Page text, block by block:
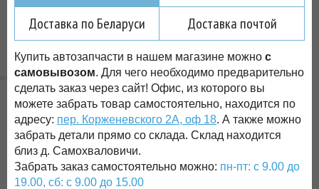
Доставка по Беларуси
Доставка почтой
Купить автозапчасти в нашем магазине можно с
самовывозом. Для чего необходимо предварительно
сделать заказ через сайт! Офис, из которого вы
можете забрать товар самостоятельно, находится по
адресу: пер. Корженевского 2А, оф 18. А также можно
забрать детали прямо со склада. Склад находится
близ д. Самохваловичи.
Забрать заказ самостоятельно можно: пн-пт: с 9.00 до
19.00, сб: с 9.00 до 15.00